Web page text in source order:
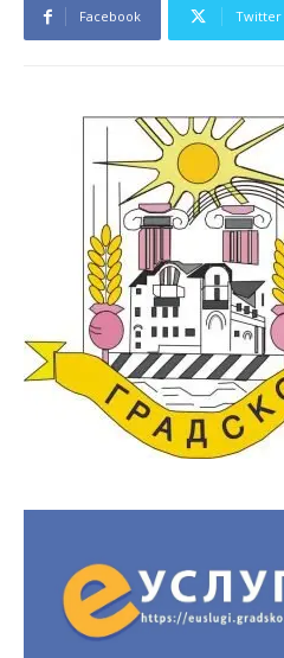
Facebook Twitter